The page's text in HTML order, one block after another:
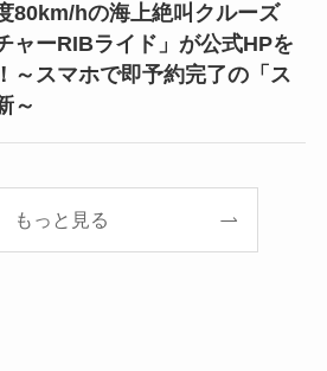
80km/hの海上絶叫クルーズ
ャーRIBライド」が公式HPを
～スマホで即予約完了の「ス
～
もっと見る